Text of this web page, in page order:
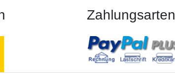
Zahlungsarten